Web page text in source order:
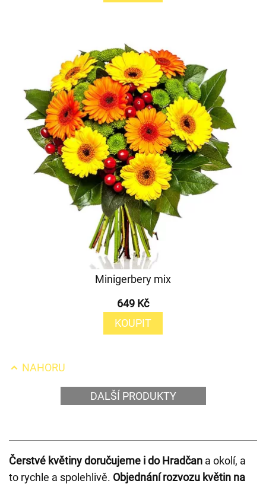
Minigerbery mix
649 Kč
KOUPIT
NAHORU
DALŠÍ PRODUKTY
Čerstvé květiny doručujeme i do Hradčan a okolí, a
to rychle a spolehlivě. Objednání rozvozu květin na